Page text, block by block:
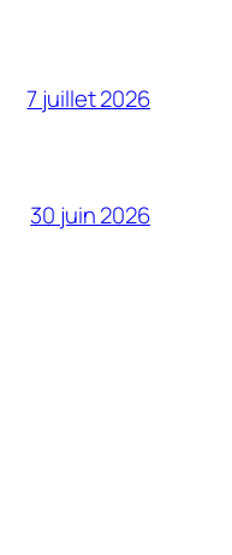
7 juillet 2026
30 juin 2026